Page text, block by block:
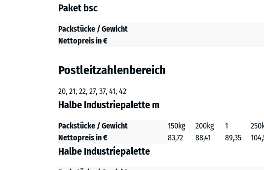
Paket bsc
Packstücke / Gewicht
Nettopreis in €
Postleitzahlenbereich
20, 21, 22, 27, 37, 41, 42
Halbe Industriepalette m
Packstücke / Gewicht 150kg 200kg 1
Nettopreis in €
83,72 88,41 89,35
Halbe Industriepalette